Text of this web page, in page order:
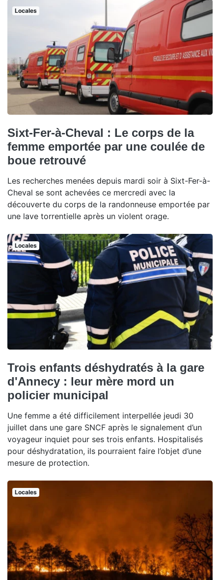
Locales
Sixt-Fer-à-Cheval : Le corps de la
femme emportée par une coulée de
boue retrouvé
Les recherches menées depuis mardi soir à Sixt-Fer-à-
Cheval se sont achevées ce mercredi avec la
découverte du corps de la randonneuse emportée par
une lave torrentielle après un violent orage.
Locales
Trois enfants déshydratés à la gare
d'Annecy : leur mère mord un
policier municipal
Une femme a été difficilement interpellée jeudi 30
juillet dans une gare SNCF après le signalement d’un
voyageur inquiet pour ses trois enfants. Hospitalisés
pour déshydratation, ils pourraient faire l’objet d’une
mesure de protection.
Locales